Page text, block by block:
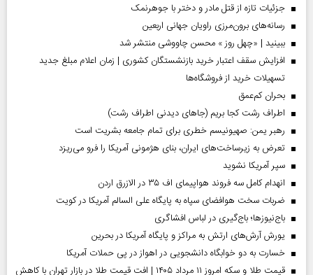
جزئیات تازه از قتل مادر و دختر با جوهرنمک
رسانه‌های برون‌مرزی راویان جهانی اربعین
ببینید | «چهل روز » محسن چاووشی منتشر شد
افزایش سقف اعتبار خرید بازنشستگان کشوری | زمان اعلام مبلغ جدید
تسهیلات خرید از فروشگاه‌ها
بحران کم‌عمق
اطراف رشت کجا بریم (جاهای دیدنی اطراف رشت)
رهبر یمن: صهیونیسم خطری برای تمام جامعه بشریت است
تعرض به زیرساخت‌های ایران، بنای هژمونی آمریکا را فرو می‌ریزد
سپر آمریکا نشوید
انهدام کامل سه فروند هواپیمای اف ۳۵ در الازرق اردن
ضربات سخت هوافضای سپاه به پایگاه علی السالم آمریکا در کویت
باج‌نیوزها؛ باج‌گیری در لباس افشاگری
یورش آرش‌های ارتش به مراکز و پایگاه‌ آمریکا در بحرین
خسارت به دو خوابگاه دانشجویی در اهواز در پی حملات آمریکا
قیمت طلا و سکه امروز ۱۱ مرداد ۱۴۰۵ | افت قیمت طلا در بازار تهران با کاهش